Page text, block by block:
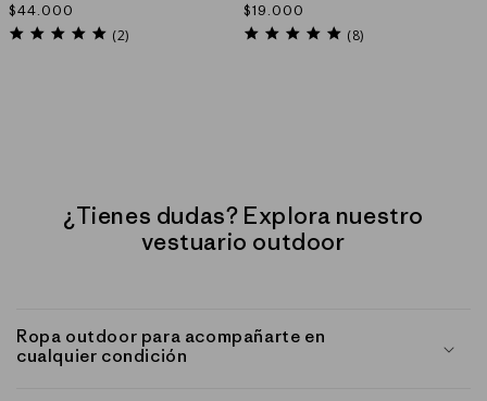
Precio
habitual
$44.000
5.0
(2)
Precio
habitual
$19.000
4.8
(8)
¿Tienes dudas? Explora nuestro
vestuario outdoor
Ropa outdoor para acompañarte en
cualquier condición